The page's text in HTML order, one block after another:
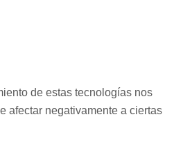
de estas tecnologías nos
afectar negativamente a ciertas